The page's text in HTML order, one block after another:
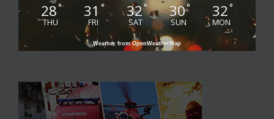
28°
THU
31°
FRI
32°
SAT
30°
SUN
32°
MON
Weather from OpenWeatherMap